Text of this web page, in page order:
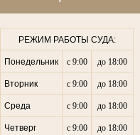
РЕЖИМ РАБОТЫ СУДА:
Понедельник с 9:00 до 18:00
Вторник с 9:00 до 18:00
Среда с 9:00 до 18:00
Четверг с 9:00 до 18:00